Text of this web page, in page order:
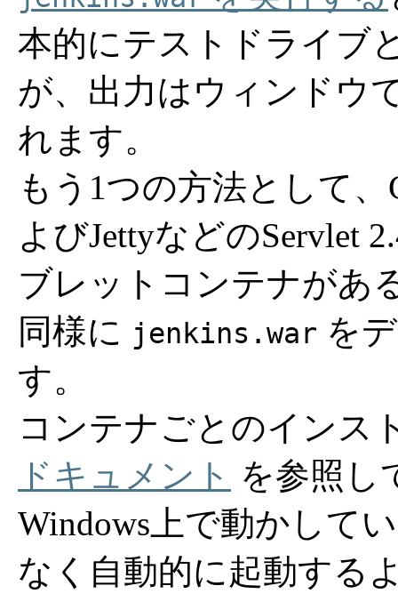
本的にテストドライブ
が、出力はウィンドウ
れます。
もう1つの方法として、
よびJettyなどのServlet
ブレットコンテナがあ
同様に jenkins.war を
す。
コンテナごとのインス
ドキュメント を参照し
Windows上で動かして
なく自動的に起動する